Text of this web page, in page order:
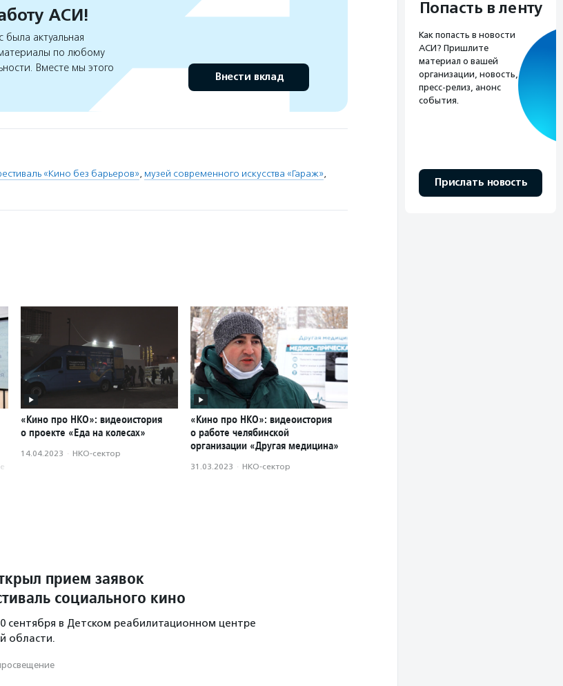
АСИ!
актуальная
по любому
Вместе мы этого
Внести вклад
«Кино без барьеров», музей современного искусства «Гараж»,
«Кино про НКО»: видеоистория
о проекте «Еда на колесах»
14.04.2023 · НКО-сектор
«Кино про НКО»: видеоистория
о работе челябинской
организации «Другая медицина»
31.03.2023 · НКО-сектор
прием заявок
социального кино
сентября в Детском реабилитационном центре
области.
Попасть в ленту
Как попасть в новости
АСИ? Пришлите
материал о вашей
организации, новость,
пресс-релиз, анонс
события.
Прислать новость